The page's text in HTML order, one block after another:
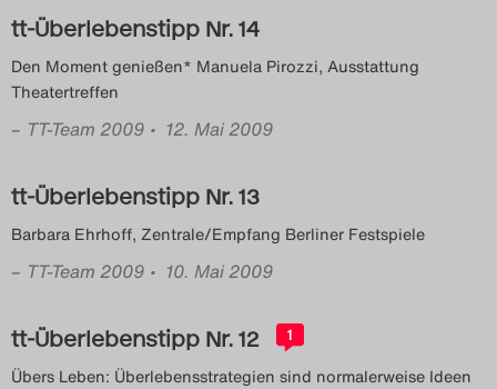
Das Theatertreffen-Blog
2016
Das Theatertreffen-Blog
Das Theatertreffen-Blog
2018
Das Theatertreffen-Blog
2018 Alumni
tt-Überlebenstipp Nr. 14
Den Moment genießen* Manuela Pirozzi, Ausstattung
Theatertreffen
– TT-Team 2009 • 12. Mai 2009
tt-Überlebenstipp Nr. 13
Barbara Ehrhoff, Zentrale/Empfang Berliner Festspiele
– TT-Team 2009 • 10. Mai 2009
tt-Überlebenstipp Nr. 12 1
Übers Leben: Überlebensstrategien sind normalerweise Ideen